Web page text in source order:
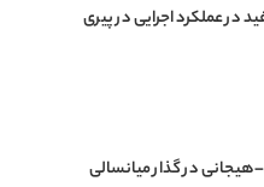
در عملکرد اجرایی در پیری
در گذار میانسالی